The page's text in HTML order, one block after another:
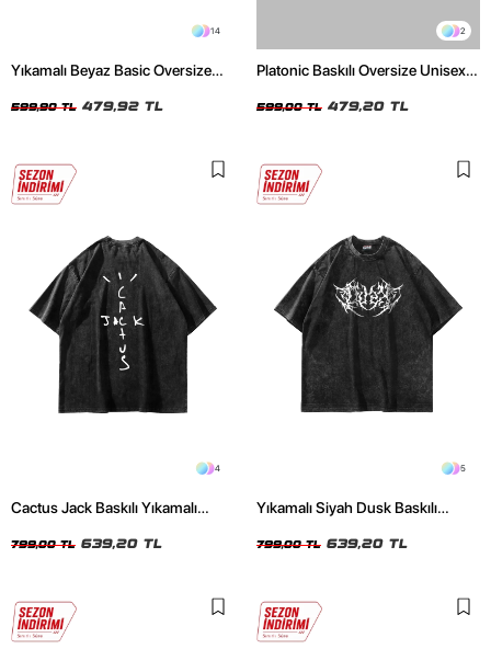
14
Yıkamalı Beyaz Basic Oversize
599,90 TL 479,92 TL
2
Platonic Baskılı Oversize Unisex
599,00 TL 479,20 TL
4
Cactus Jack Baskılı Yıkamalı
799,00 TL 639,20 TL
5
Yıkamalı Siyah Dusk Baskılı
799,00 TL 639,20 TL